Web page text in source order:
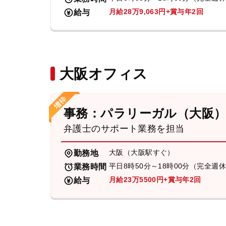
給与 月給28万9,063円+賞与年2回
大阪オフィス
事務：パラリーガル（大阪）
弁護士のサポート業務を担当
勤務地 大阪（大阪駅すぐ）
業務時間 平日8時50分～18時00分（完全週休
給与 月給23万5500円+賞与年2回